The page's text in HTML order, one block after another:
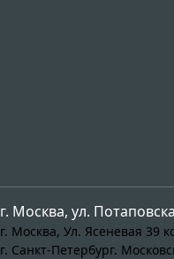
г. Москва, ул.
г. Москва, Ул. Ясеневая 39
г. Санкт-Петербург.